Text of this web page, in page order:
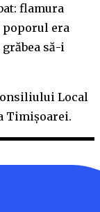
flamura
poporul era
să-i
Local
Timişoarei.